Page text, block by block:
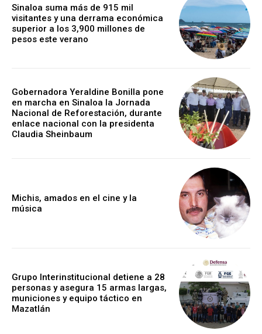
Sinaloa suma más de 915 mil
visitantes y una derrama económica
superior a los 3,900 millones de
pesos este verano
Gobernadora Yeraldine Bonilla pone
en marcha en Sinaloa la Jornada
Nacional de Reforestación, durante
enlace nacional con la presidenta
Claudia Sheinbaum
Michis, amados en el cine y la
música
Grupo Interinstitucional detiene a 28
personas y asegura 15 armas largas,
municiones y equipo táctico en
Mazatlán